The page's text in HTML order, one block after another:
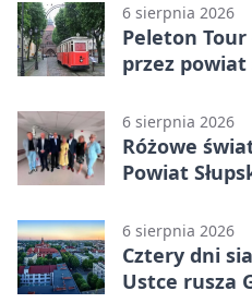
6 sierpnia 2026
Peleton Tour
przez powiat
6 sierpnia 2026
Różowe
Powiat
6 sierpnia 2026
Cztery dni
Ustce rusza